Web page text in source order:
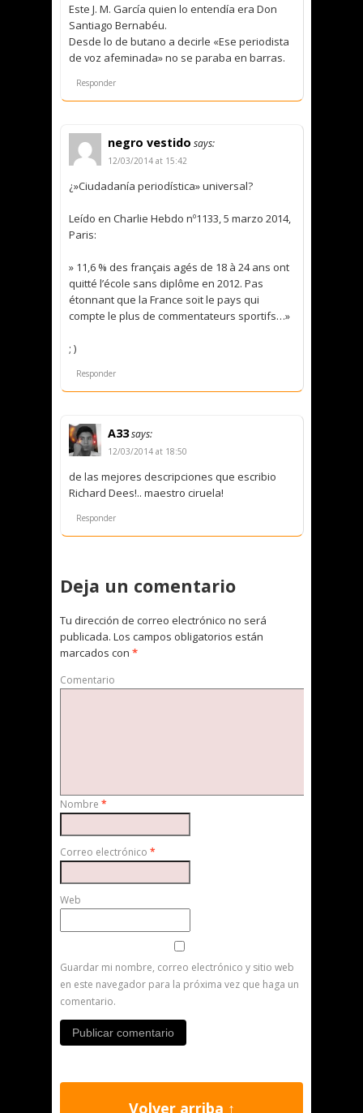
Este J. M. García quien lo entendía era Don
Santiago Bernabéu.
Desde lo de butano a decirle «Ese periodista
de voz afeminada» no se paraba en barras.
Responder
negro vestido says:
12/03/2014 at 15:42
¿»Ciudadanía periodística» universal?
Leído en Charlie Hebdo nº1133, 5 marzo 2014,
Paris:
» 11,6 % des français agés de 18 à 24 ans ont
quitté l’école sans diplôme en 2012. Pas
étonnant que la France soit le pays qui
compte le plus de commentateurs sportifs…»
; )
Responder
A33says:
12/03/2014 at 18:50
de las mejores descripciones que escribio
Richard Dees!.. maestro ciruela!
Responder
Deja un comentario
Tu dirección de correo electrónico no será
publicada. Los campos obligatorios están
marcados con *
Comentario
Nombre *
Correo electrónico *
Web
Guardar mi nombre, correo electrónico y sitio web
en este navegador para la próxima vez que haga un
comentario.
Volver arriba ↑